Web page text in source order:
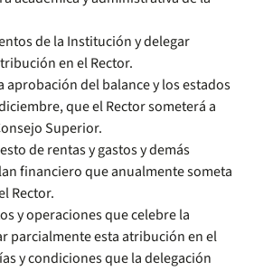
de la Institución y delegar
en el Rector.
aprobación del balance y los estados
que el Rector someterá a
Superior.
de rentas y gastos y demás
financiero que anualmente someta
Rector.
y operaciones que celebre la
parcialmente esta atribución en el
y condiciones que la delegación